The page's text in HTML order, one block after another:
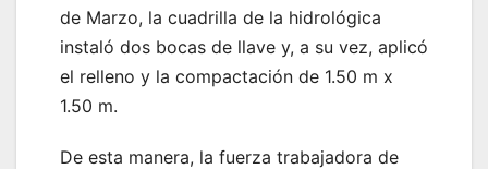
de Marzo, la cuadrilla de la hidrológica
instaló dos bocas de llave y, a su vez, aplicó
el relleno y la compactación de 1.50 m x
1.50 m.
De esta manera, la fuerza trabajadora de